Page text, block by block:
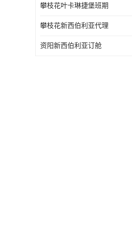
攀枝花叶卡琳捷堡班期
攀枝花新西伯利亚代理
资阳新西伯利亚订舱